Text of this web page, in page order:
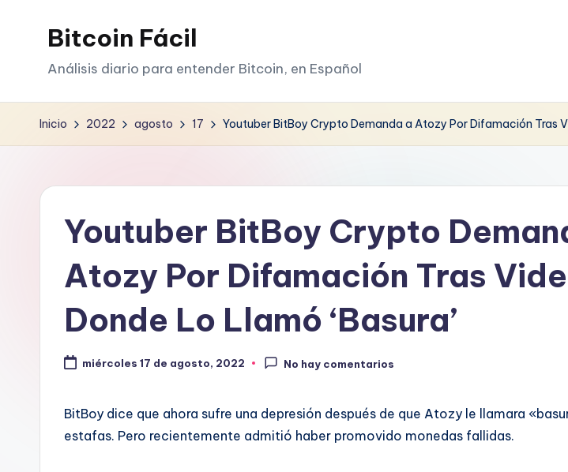
Bitcoin Fácil
Análisis diario para entender Bitcoin, en Español
Inicio 2022 agosto 17 Youtuber BitBoy Crypto Demanda a Atozy Por Difamación Tras
Youtuber BitBoy Crypto
Atozy Por Difamación Tras
Donde Lo Llamó ‘Basura’
miércoles 17 de agosto, 2022 No hay comentarios
BitBoy dice que ahora sufre una depresión después de que Atozy le llamara
estafas. Pero recientemente admitió haber promovido monedas fallidas.